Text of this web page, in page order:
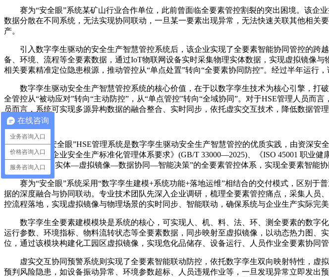
赛为“安全眼”系统某矿山行业合作单位，此前曾面临全要素管控割裂的突出困境。该
数据分散在不同系统，无法实现协同联动，一旦某一要素出现异常，无法快速关联其他相
产。
引入数字孪生驱动的安全生产智慧管控系统后，该企业实现了全要素智能协同管控的
备、环境、流程等全要素数据，通过IoT物联网设备实时采集物理实体数据，实现虚拟镜像
相关要素精准定位隐患根源，推动管控从“单点处置”转向“全要素协同防控”。经过半年运行
数字孪生驱动安全生产智慧管控系统的核心价值，在于以数字孪生技术为核心引擎，
全管控从“被动应对”转向“主动防控”，从“单点管控”转向“全域协同”。对于HSE管理人员
员而言，系统可实现多源异构数据的融合整合、实时同步，依托虚实交互技术，降低数据管
🔧 赛为“安全眼”HSE管理系统是数字孪生驱动安全生产智慧管控的优质实践，由资深
统以《大中型企业安全生产标准化管理体系要求》(GB/T 33000—2025)、《ISO 45001 职
术，构建“物理实体—虚拟镜像—数据协同—智能决策”的全要素管控体系，实现全要素智能协
赛为“安全眼”系统采用“数字孪生建模+系统功能+落地运维”相结合的交付模式，区别
据的深度融合与协同联动。专业技术团队先深入企业调研，梳理全要素管控痛点，采集人
控流程落地，实现虚拟镜像与物理场景的实时同步、智能联动，确保系统与企业生产实际完
数字孪生全要素建模模块是系统的核心，可实现人、机、料、法、环、测全要素的数
运行参数、环境指标、物料流转状态等全要素数据，同步映射至虚拟镜像，以动态热力图
位，通过该模块构建化工园区虚拟镜像，实现危化品储存、设备运行、人员作业全要素协同
虚实交互协同预警系统则实现了全要素智能联动防控，依托数字孪生双向映射特性，
预判风险隐患，如设备振动异常、环境参数超标、人员违规作业等，一旦发现异常立即发
在线咨询
业务咨询入口
价格咨询入口
服务咨询入口